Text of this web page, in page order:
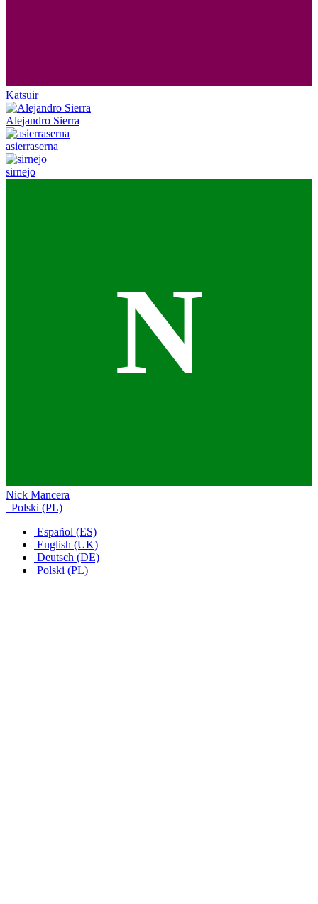
Katsuir
Alejandro Sierra
asierraserna
sirnejo
N
Nick Mancera
Polski (PL)
Español (ES)
English (UK)
Deutsch (DE)
Polski (PL)